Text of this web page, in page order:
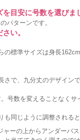
目安に号数を選びま
パターンです。
い。
の標準サイズは身長
で、九分丈のデザイン
号数を変えることなくサ
も同じように調整される
ーの上からアンダーバ